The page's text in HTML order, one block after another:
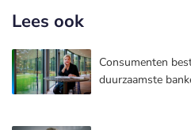
Lees ook
Consumenten
duurzaamste